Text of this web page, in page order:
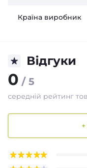
Країна виробник
Відгуки
0 / 5
середній рейтинг